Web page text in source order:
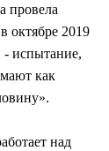
провела
октябре 2019
- испытание,
как
над